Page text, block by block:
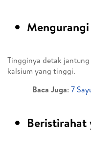
Tingginya detak
kalsium yang tinggi.
Baca Juga: 7
Beristirahat